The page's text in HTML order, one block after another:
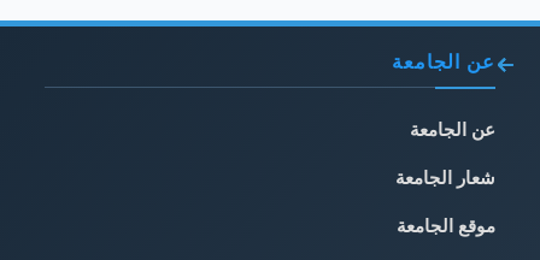
عن الجامعة
عن الجامعة
شعار الجامعة
موقع الجامعة